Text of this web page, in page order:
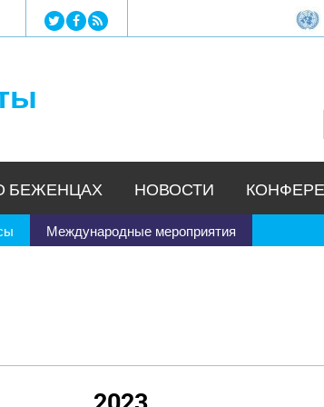
Jump to navigation
Международные мероприятия
БЕЖЕНЦАХ НОВОСТИ